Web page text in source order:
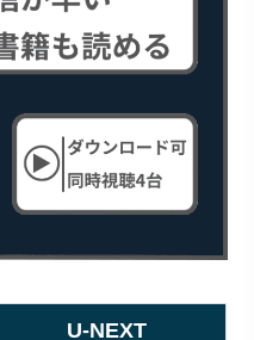
U-NEXT